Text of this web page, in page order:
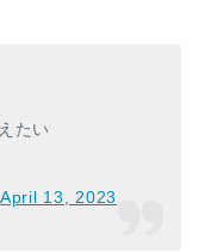
たい
April 13, 2023